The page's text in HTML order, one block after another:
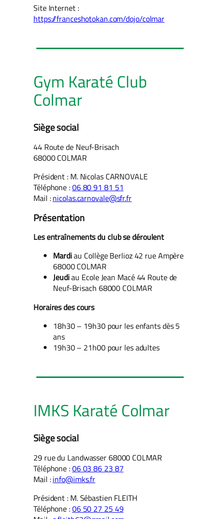
Site Internet :
https://franceshotokan.com/dojo/colmar
Gym Karaté Club
Colmar
Siège social
44 Route de Neuf-Brisach
68000 COLMAR
Président : M. Nicolas CARNOVALE
Téléphone :06 80 91 81 51
Mail :nicolas.carnovale@sfr.fr
Présentation
Les entraînements du club se déroulent
Mardiau Collège Berlioz 42 rue Ampère
68000 COLMAR
Jeudiau Ecole Jean Macé 44 Route de
Neuf-Brisach 68000 COLMAR
Horaires des cours
18h30 – 19h30 pour les enfants dès 5
ans
19h30 – 21h00 pour les adultes
IMKS Karaté Colmar
Siège social
29 rue du Landwasser 68000 COLMAR
Téléphone :06 03 86 23 87
Mail :info@imks.fr
Président : M. Sébastien FLEITH
Téléphone :06 50 27 25 49